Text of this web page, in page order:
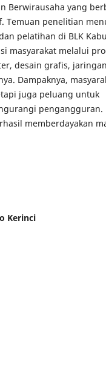
Berwirausaha yang
penelitian
pelatihan di BLK
masyarakat melalui
desain grafis, jaringan
Dampaknya,
juga peluang untuk
pengangguran.
memberdayakan
Kerinci